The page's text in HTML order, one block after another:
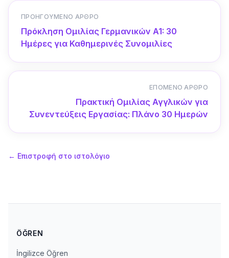
ΠΡΟΗΓΟΎΜΕΝΟ ΆΡΘΡΟ
Πρόκληση Ομιλίας Γερμανικών A1: 30
Ημέρες για Καθημερινές Συνομιλίες
ΕΠΌΜΕΝΟ ΆΡΘΡΟ
Πρακτική Ομιλίας Αγγλικών για
Συνεντεύξεις Εργασίας: Πλάνο 30 Ημερών
← Επιστροφή στο ιστολόγιο
ÖĞREN
İngilizce Öğren